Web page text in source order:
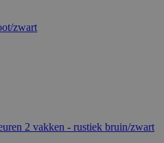
zwart